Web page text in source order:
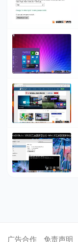
广告合作 免责声明